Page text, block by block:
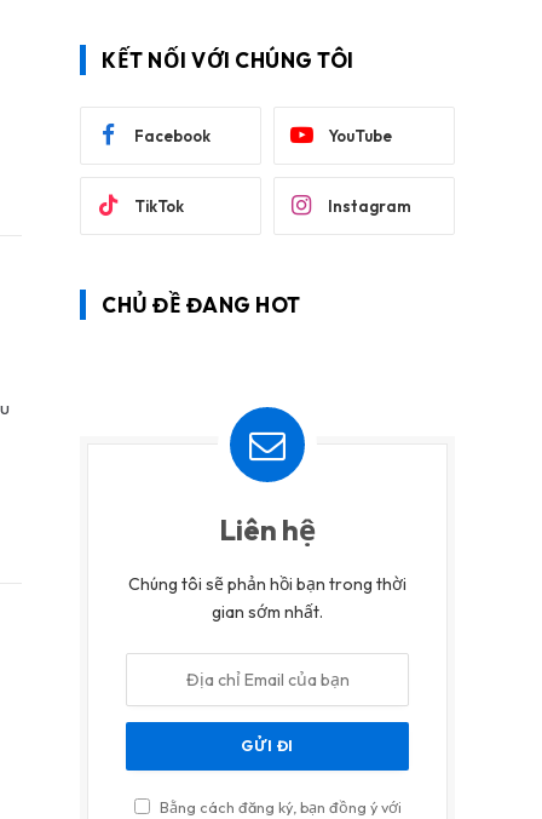
KẾT NỐI VỚI CHÚNG TÔI
Facebook YouTube
TikTok Instagram
CHỦ ĐỀ ĐANG HOT
Liên hệ
Chúng tôi sẽ phản hồi bạn trong thời
gian sớm nhất.
Bằng cách đăng ký, bạn đồng ý với